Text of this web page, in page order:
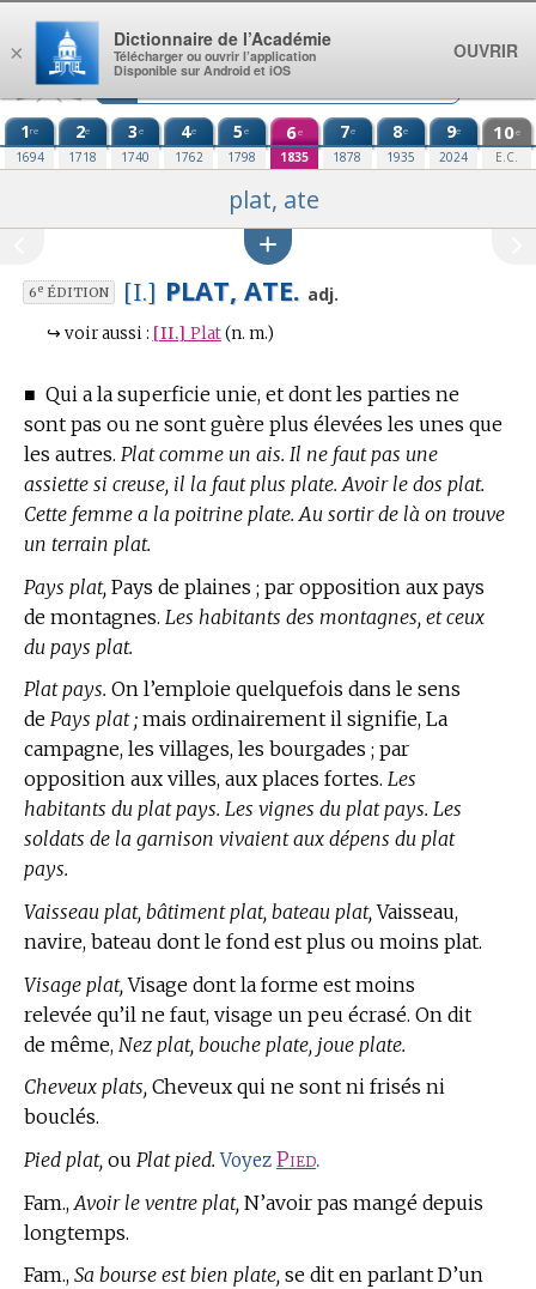
Aller au contenu
1re
1694
2e
1718
3e
1740
4e
1762
5e
1798
6e
1835
7e
1878
8e
1935
9e
2024
10e
E.C.
plat, ate
6eÉDITION [I.] PLAT, ATE. adj.
↪ voir aussi : [II.] Plat (n. m.)
■ Qui a la superficie unie, et dont les parties ne
sont pas ou ne sont guère plus élevées les unes que
les autres. Plat comme un ais. Il ne faut pas une
assiette si creuse, il la faut plus plate. Avoir le dos plat.
Cette femme a la poitrine plate. Au sortir de là on trouve
un terrain plat.
Pays plat, Pays de plaines ; par opposition aux pays
de montagnes. Les habitants des montagnes, et ceux
du pays plat.
Plat pays. On l’emploie quelquefois dans le sens
de Pays plat ; mais ordinairement il signifie, La
campagne, les villages, les bourgades ; par
opposition aux villes, aux places fortes. Les
habitants du plat pays. Les vignes du plat pays. Les
soldats de la garnison vivaient aux dépens du plat
pays.
Vaisseau plat, bâtiment plat, bateau plat, Vaisseau,
navire, bateau dont le fond est plus ou moins plat.
Visage plat, Visage dont la forme est moins
relevée qu’il ne faut, visage un peu écrasé. On dit
de même, Nez plat, bouche plate, joue plate.
Cheveux plats, Cheveux qui ne sont ni frisés ni
bouclés.
Pied plat, ou Plat pied. Voyez Pied.
Fam., Avoir le ventre plat, N’avoir pas mangé depuis
longtemps.
Fam., Sa bourse est bien plate, se dit en parlant D’un
×
Dictionnaire de l’Académie
Télécharger ou ouvrir l’application
Disponible sur Android et iOS
OUVRIR